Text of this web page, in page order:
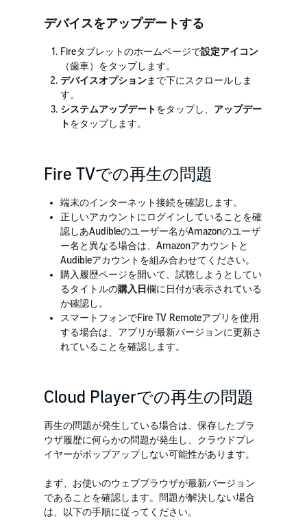
デバイスをアップデートする
Fireタブレットのホームページで設定アイコン
（歯車）をタップします。
デバイスオプションまで下にスクロールしま
す。
システムアップデートをタップし、 アップデー
トをタップします。
Fire TVでの再生の問題
端末のインターネット接続を確認します。
正しいアカウントにログインしていることを確
認しあAudibleのユーザー名がAmazonのユーザ
ー名と異なる場合は、Amazonアカウントと
Audibleアカウントを組み合わせてください。
購入履歴ページを開いて、試聴しようとしてい
るタイトルの購入日欄に日付が表示されている
か確認し。
スマートフォンでFire TV Remoteアプリを使用
する場合は、アプリが最新バージョンに更新さ
れていることを確認します。
Cloud Playerでの再生の問題
再生の問題が発生している場合は、保存したブラ
ウザ履歴に何らかの問題が発生し、クラウドプレ
イヤーがポップアップしない可能性があります。
まず、お使いのウェブブラウザが最新バージョン
であることを確認します。問題が解決しない場合
は、以下の手順に従ってください。